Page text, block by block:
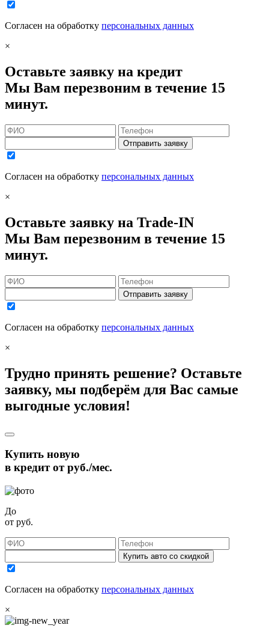
Согласен на обработку персональных данных
×
Оставьте заявку на кредит
Мы Вам перезвоним в течение 15
минут.
Отправить заявку
Согласен на обработку персональных данных
×
Оставьте заявку на Trade-IN
Мы Вам перезвоним в течение 15
минут.
Отправить заявку
Согласен на обработку персональных данных
×
Трудно принять решение? Оставьте
заявку, мы подберём для Вас самые
выгодные условия!
Купить новую
в кредит отруб./мес.
До
от руб.
Купить авто со скидкой
Согласен на обработку персональных данных
×